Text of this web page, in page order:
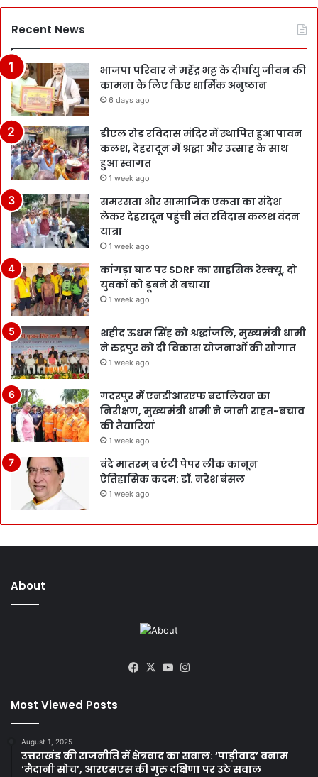
Recent News
भाजपा परिवार ने महेंद्र भट्ट के दीर्घायु जीवन की
कामना के लिए किए धार्मिक अनुष्ठान
6 days ago
डीएल रोड रविदास मंदिर में स्थापित हुआ पावन
कलश, देहरादून में श्रद्धा और उत्साह के साथ
हुआ स्वागत
1 week ago
समरसता और सामाजिक एकता का संदेश
लेकर देहरादून पहुंची संत रविदास कलश वंदन
यात्रा
1 week ago
कांगड़ा घाट पर SDRF का साहसिक रेस्क्यू, दो
युवकों को डूबने से बचाया
1 week ago
शहीद ऊधम सिंह को श्रद्धांजलि, मुख्यमंत्री धामी
ने रुद्रपुर को दी विकास योजनाओं की सौगात
1 week ago
गदरपुर में एनडीआरएफ बटालियन का
निरीक्षण, मुख्यमंत्री धामी ने जानी राहत-बचाव
की तैयारियां
1 week ago
वंदे मातरम् व एंटी पेपर लीक कानून
ऐतिहासिक कदम: डॉ. नरेश बंसल
1 week ago
About
Facebook
X YouTube
Most Viewed Posts
August 1, 2025
उत्तराखंड की राजनीति में क्षेत्रवाद का सवाल: ‘पाड़ीवाद’ बनाम
‘मैदानी सोच’, आरएसएस की गुरु दक्षिणा पर उठे सवाल